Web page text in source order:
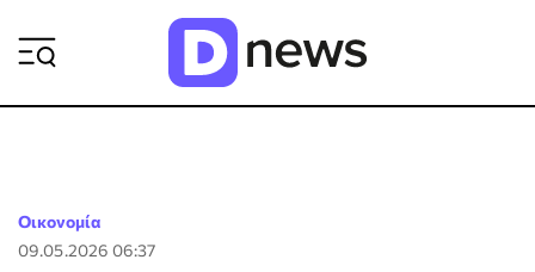
Οικονομία
09.05.2026 06:37